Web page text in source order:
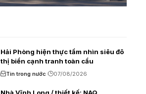
Hải Phòng hiện thực tầm nhìn siêu đô
thị biển cạnh tranh toàn cầu
Tin trong nước 07/08/2026